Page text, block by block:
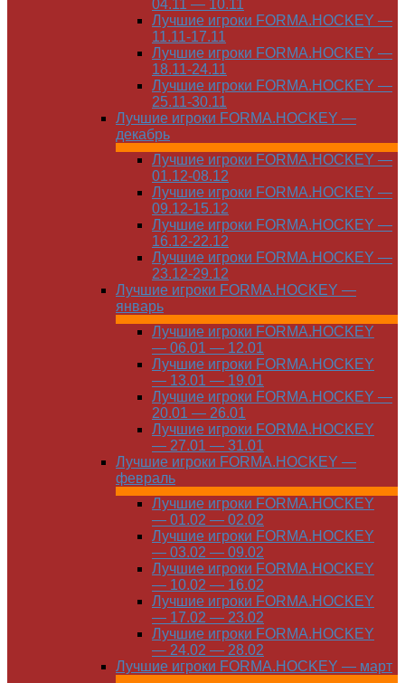
04.11 — 10.11
Лучшие игроки FORMA.HOCKEY —
11.11-17.11
Лучшие игроки FORMA.HOCKEY —
18.11-24.11
Лучшие игроки FORMA.HOCKEY —
25.11-30.11
Лучшие игроки FORMA.HOCKEY —
декабрь
Лучшие игроки FORMA.HOCKEY —
01.12-08.12
Лучшие игроки FORMA.HOCKEY —
09.12-15.12
Лучшие игроки FORMA.HOCKEY —
16.12-22.12
Лучшие игроки FORMA.HOCKEY —
23.12-29.12
Лучшие игроки FORMA.HOCKEY —
январь
Лучшие игроки FORMA.HOCKEY
— 06.01 — 12.01
Лучшие игроки FORMA.HOCKEY
— 13.01 — 19.01
Лучшие игроки FORMA.HOCKEY —
20.01 — 26.01
Лучшие игроки FORMA.HOCKEY
— 27.01 — 31.01
Лучшие игроки FORMA.HOCKEY —
февраль
Лучшие игроки FORMA.HOCKEY
— 01.02 — 02.02
Лучшие игроки FORMA.HOCKEY
— 03.02 — 09.02
Лучшие игроки FORMA.HOCKEY
— 10.02 — 16.02
Лучшие игроки FORMA.HOCKEY
— 17.02 — 23.02
Лучшие игроки FORMA.HOCKEY
— 24.02 — 28.02
Лучшие игроки FORMA.HOCKEY — март